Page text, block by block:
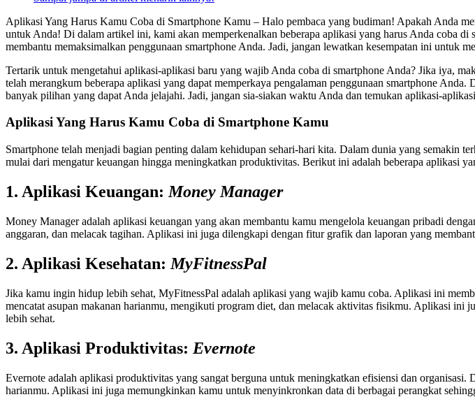
Aplikasi Yang Harus Kamu Coba di Smartphone Kamu – Halo pembaca yang budiman! Apakah Anda
untuk Anda! Di dalam artikel ini, kami akan memperkenalkan beberapa aplikasi yang harus Anda coba
membantu memaksimalkan penggunaan smartphone Anda. Jadi, jangan lewatkan kesempatan ini untuk
Tertarik untuk mengetahui aplikasi-aplikasi baru yang wajib Anda coba di smartphone Anda? Jika iya,
telah merangkum beberapa aplikasi yang dapat memperkaya pengalaman penggunaan smartphone
banyak pilihan yang dapat Anda jelajahi. Jadi, jangan sia-siakan waktu Anda dan temukan aplikasi-
Aplikasi Yang Harus Kamu Coba di Smartphone Kamu
Smartphone telah menjadi bagian penting dalam kehidupan sehari-hari kita. Dalam dunia yang semakin
mulai dari mengatur keuangan hingga meningkatkan produktivitas. Berikut ini adalah beberapa aplikasi
1. Aplikasi Keuangan: Money Manager
Money Manager adalah aplikasi keuangan yang akan membantu kamu mengelola keuangan pribadi
anggaran, dan melacak tagihan. Aplikasi ini juga dilengkapi dengan fitur grafik dan laporan yang
2. Aplikasi Kesehatan: MyFitnessPal
Jika kamu ingin hidup lebih sehat, MyFitnessPal adalah aplikasi yang wajib kamu coba. Aplikasi ini
mencatat asupan makanan harianmu, mengikuti program diet, dan melacak aktivitas fisikmu. Aplikasi
lebih sehat.
3. Aplikasi Produktivitas: Evernote
Evernote adalah aplikasi produktivitas yang sangat berguna untuk meningkatkan efisiensi dan
harianmu. Aplikasi ini juga memungkinkan kamu untuk menyinkronkan data di berbagai perangkat